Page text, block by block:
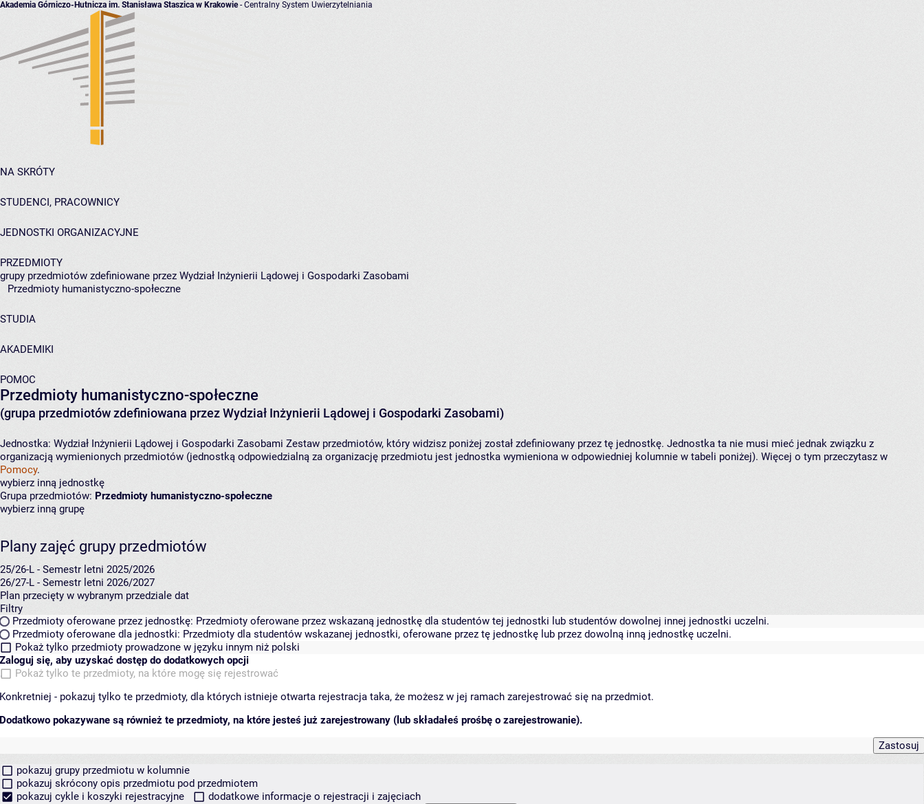
Akademia Górniczo-Hutnicza im. Stanisława Staszica w Krakowie- Centralny System Uwierzytelniania
NA SKRÓTY
STUDENCI, PRACOWNICY
JEDNOSTKI ORGANIZACYJNE
PRZEDMIOTY
grupy przedmiotów zdefiniowane przez Wydział Inżynierii Lądowej i Gospodarki Zasobami
Przedmioty humanistyczno-społeczne
STUDIA
AKADEMIKI
POMOC
Przedmioty humanistyczno-społeczne
(grupa przedmiotów zdefiniowana przez Wydział Inżynierii Lądowej i Gospodarki Zasobami)
Jednostka: Wydział Inżynierii Lądowej i Gospodarki Zasobami Zestaw przedmiotów, który widzisz poniżej został zdefiniowany przez tę jednostkę. Jednostka ta nie musi mieć jednak związku z
organizacją wymienionych przedmiotów (jednostką odpowiedzialną za organizację przedmiotu jest jednostka wymieniona w odpowiedniej kolumnie w tabeli poniżej). Więcej o tym przeczytasz w
Pomocy.
wybierz inną jednostkę
Grupa przedmiotów: Przedmioty humanistyczno-społeczne
wybierz inną grupę
Plany zajęć grupy przedmiotów
25/26-L - Semestr letni 2025/2026
26/27-L - Semestr letni 2026/2027
Plan przecięty w wybranym przedziale dat
Filtry
Przedmioty oferowane przez jednostkę: Przedmioty oferowane przez wskazaną jednostkę dla studentów tej jednostki lub studentów dowolnej innej jednostki uczelni.
Przedmioty oferowane dla jednostki: Przedmioty dla studentów wskazanej jednostki, oferowane przez tę jednostkę lub przez dowolną inną jednostkę uczelni.
Pokaż tylko przedmioty prowadzone w języku innym niż polski
Zaloguj się, aby uzyskać dostęp do dodatkowych opcji
Pokaż tylko te przedmioty, na które mogę się rejestrować
Konkretniej - pokazuj tylko te przedmioty, dla których istnieje otwarta rejestracja taka, że możesz w jej ramach zarejestrować się na przedmiot.
Dodatkowo pokazywane są również te przedmioty, na które jesteś już zarejestrowany (lub składałeś prośbę o zarejestrowanie).
pokazuj grupy przedmiotu w kolumnie
pokazuj skrócony opis przedmiotu pod przedmiotem
pokazuj cykle i koszyki rejestracyjne
dodatkowe informacje o rejestracji i zajęciach